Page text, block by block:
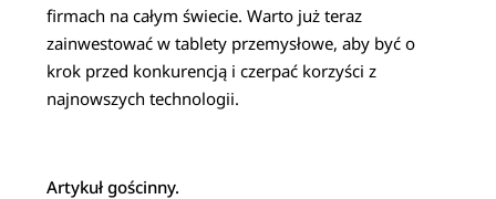
firmach na całym świecie. Warto już teraz
zainwestować w tablety przemysłowe, aby być o
krok przed konkurencją i czerpać korzyści z
najnowszych technologii.
Artykuł gościnny.